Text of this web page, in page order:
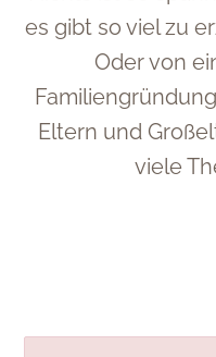
es gibt so viel zu
Oder von
Eltern und
viele